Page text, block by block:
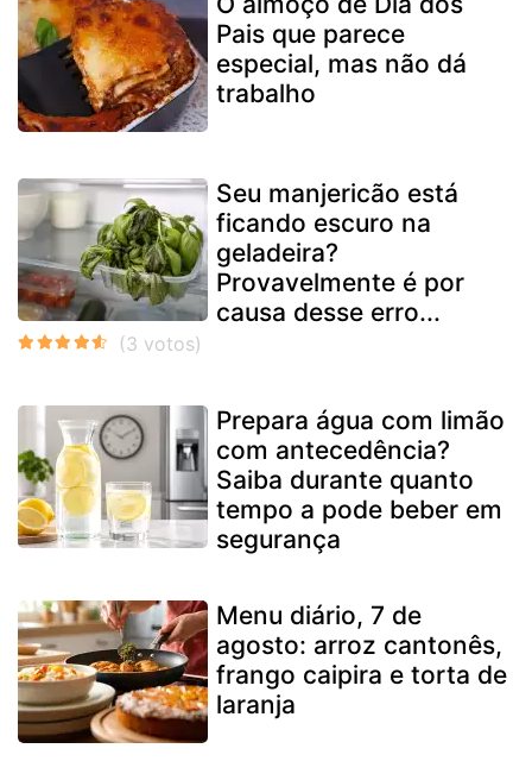
Pais que parece
especial, mas não dá
trabalho
Seu manjericão está
ficando escuro na
geladeira?
Provavelmente é por
causa desse erro...
Prepara água com limão
com antecedência?
Saiba durante quanto
tempo a pode beber em
segurança
Menu diário, 7 de
agosto: arroz cantonês,
frango caipira e torta de
laranja